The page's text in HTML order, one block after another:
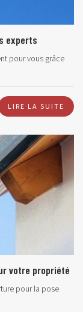
experts
pour vous grâce
LIRE LA SUITE
votre propriété
pour la pose